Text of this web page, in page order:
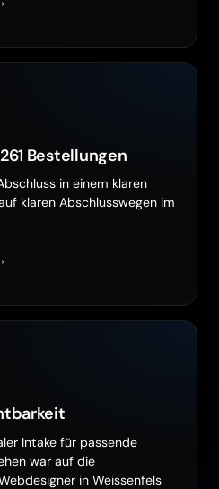
Bestellungen
in einem klaren
klaren Abschlusswegen im
Intake für passende
war auf die
in Weissenfels